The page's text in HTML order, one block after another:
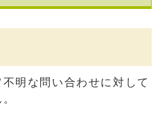
明な問い合わせに対して